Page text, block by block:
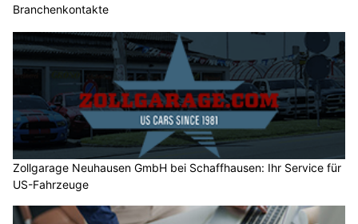
Branchenkontakte
Zollgarage Neuhausen GmbH bei Schaffhausen: Ihr Service für
US-Fahrzeuge